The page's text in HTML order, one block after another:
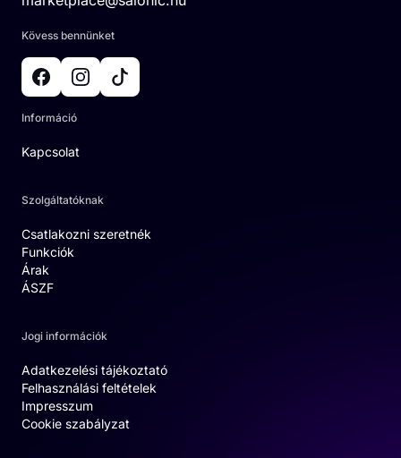
Kövess bennünket
Információ
Kapcsolat
Szolgáltatóknak
Csatlakozni szeretnék
Funkciók
Árak
ÁSZF
Jogi információk
Adatkezelési tájékoztató
Felhasználási feltételek
Impresszum
Cookie szabályzat